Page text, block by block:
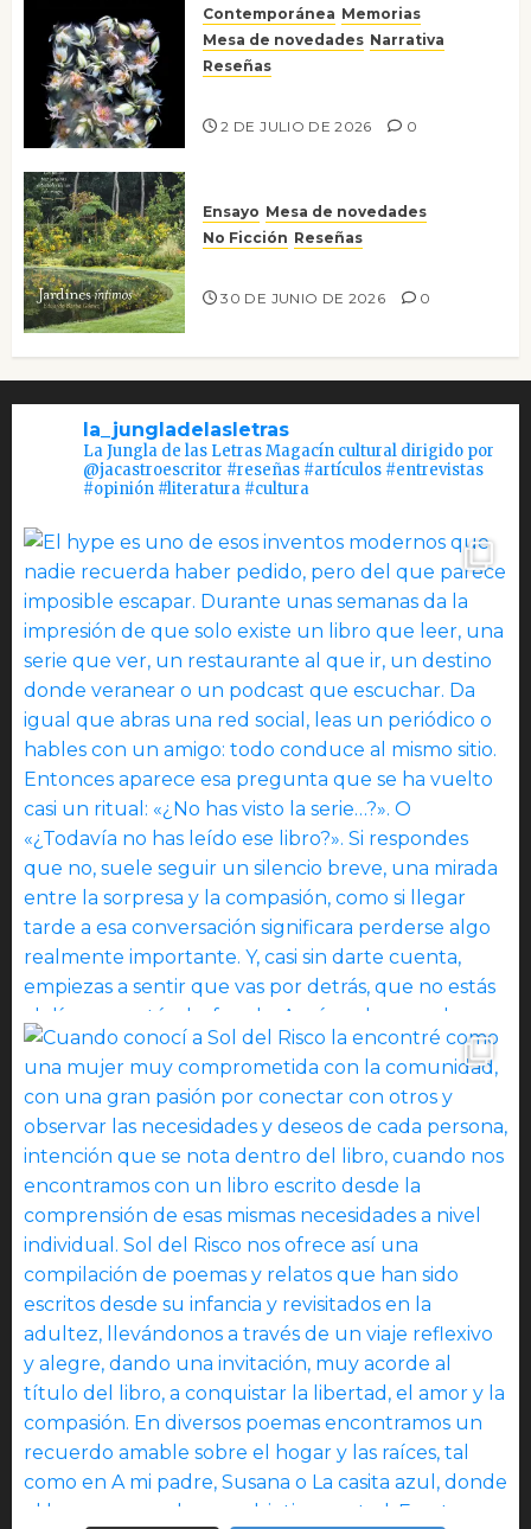
Contemporánea Memorias
Mesa de novedades Narrativa
Reseñas
2 DE JULIO DE 2026 0
Ensayo Mesa de novedades
No Ficción Reseñas
30 DE JUNIO DE 2026 0
la_jungladelasletras
La Jungla de las Letras Magacín cultural dirigido por
@jacastroescritor #reseñas #artículos #entrevistas
#opinión #literatura #cultura